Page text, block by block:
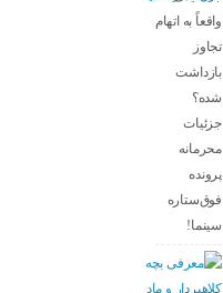
واقعاً به اتهام
تجاوز
بازداشت
شده؟
جزئیات
محرمانه
پرونده
فوق‌ستاره
سینما!